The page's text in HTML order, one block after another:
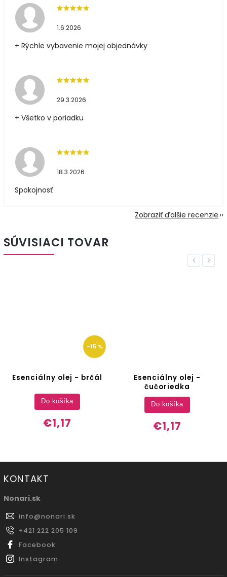
1.6.2026
+ Rýchle vybavenie mojej objednávky
29.3.2026
+ Všetko v poriadku
18.3.2026
Spokojnosť
Zobraziť ďalšie recenzie
SÚVISIACI TOVAR
Previous
–15 %
Esenciálny olej - brčál
€1,17
Do košíka
Esenciálny olej -
čučoriedka
€1,17
Do košíka
Next
KONTAKT
Nonari.sk
info@nonari.sk
+421 222 205 109
Facebook
Instagram